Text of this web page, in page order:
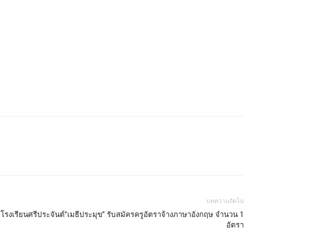
บทความถัดไป
โรงเรียนศรีประจันต์”เมธีประมุข” รับสมัครครูอัตราจ้างภาษาอังกฤษ จำนวน 1
อัตรา